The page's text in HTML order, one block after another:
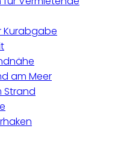
Kurabgabe
am Meer
Strand